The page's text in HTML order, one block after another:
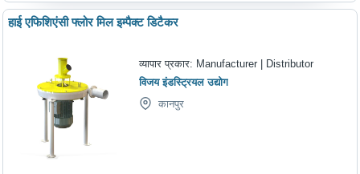
हाई एफिशिएंसी फ्लोर मिल इम्पैक्ट डिटैकर
व्यापार प्रकार: Manufacturer | Distributor
विजय इंडस्ट्रियल उद्योग
कानपुर